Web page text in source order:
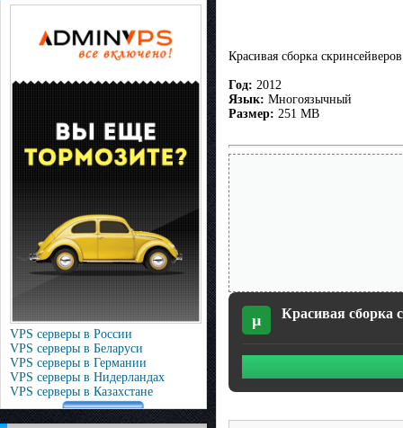
VPS серверы в России
VPS серверы в Беларуси
VPS серверы в Германии
VPS серверы в Нидерландах
VPS серверы в Казахстане
Красивая сборка
Год: 2012
Язык: Многоязычный
Размер: 251 MB
µ Красивая сборка